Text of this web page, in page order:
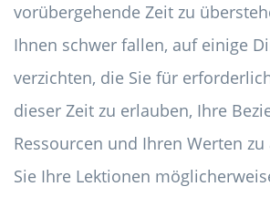
vorübergehende Zeit zu
Ihnen schwer fallen, auf einige
verzichten, die Sie für
dieser Zeit zu erlauben, Ihre
Ressourcen und Ihren Werten
Sie Ihre Lektionen